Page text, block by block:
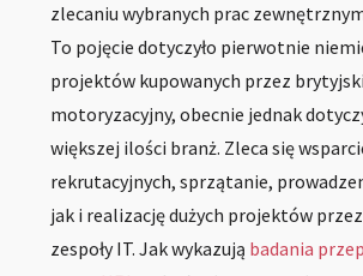
zlecaniu wybranych prac
To pojęcie dotyczyło pierwotnie
projektów kupowanych przez
motoryzacyjny, obecnie jednak
większej ilości branż. Zleca się
rekrutacyjnych, sprzątanie,
jak i realizację dużych projektów
zespoły IT. Jak wykazują badania